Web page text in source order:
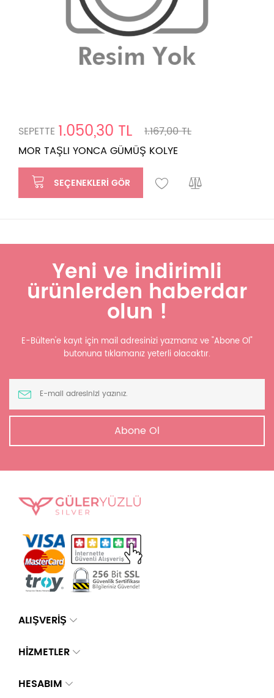
SEPETTE 1.050,30 TL
1.167,00 TL
MOR TAŞLI YONCA GÜMÜŞ KOLYE
SEÇENEKLERI GÖR
Yeni ve indirimli
ürünlerden haberdar
olun !
E-Bülten'e kayıt için mail adresinizi yazmanız ve "Abone Ol"
butonuna tıklamanız yeterli olacaktır.
Abone Ol
ALIŞVERİŞ
HİZMETLER
HESABIM